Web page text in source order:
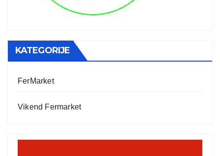
KATEGORIJE
FerMarket
Vikend Fermarket